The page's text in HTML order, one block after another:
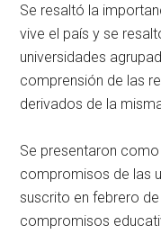
Se resaltó la
vive el país y se
universidades
comprensión de las
derivados de la
Se presentaron
compromisos de las
suscrito en febrero
compromisos